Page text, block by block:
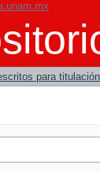
para titulación